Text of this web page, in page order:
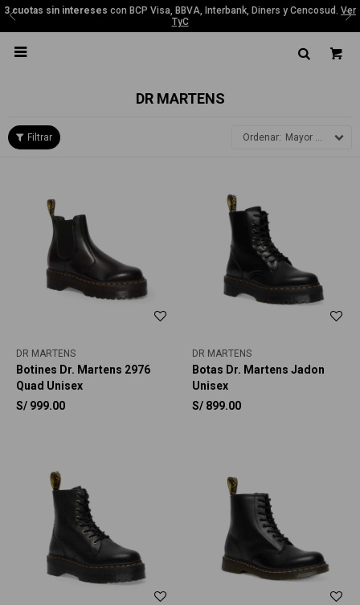
3 cuotas sin intereses con BCP Visa, BBVA, Interbank, Diners y Cencosud. Ver
TyC

DR MARTENS
Mayor precio
DR MARTENS
Botines Dr. Martens 2976
Quad Unisex
S/ 999.00
DR MARTENS
Botas Dr. Martens Jadon
Unisex
S/ 899.00